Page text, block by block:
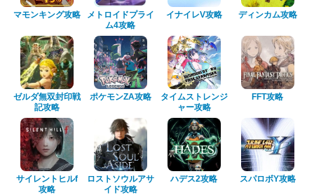
マモンキング攻略
メトロイドプライ
ム4攻略
イナイレV攻略 ディンカム攻略
ゼルダ無双封印戦
記攻略
ポケモンZA攻略
タイムストレンジ
ャー攻略
FFT攻略
サイレントヒルf
攻略
ロストソウルアサ
イド攻略
ハデス2攻略 スパロボY攻略